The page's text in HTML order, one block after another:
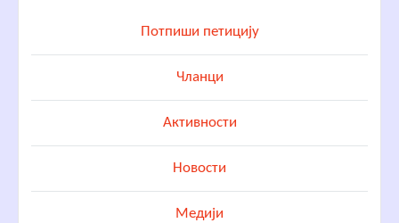
Потпиши петицију
Чланци
Активности
Новости
Медији